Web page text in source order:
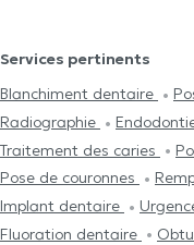
Services pertinents
Blanchiment dentaire
Radiographie
Traitement des caries
Pose de couronnes
Implant dentaire
Fluoration dentaire